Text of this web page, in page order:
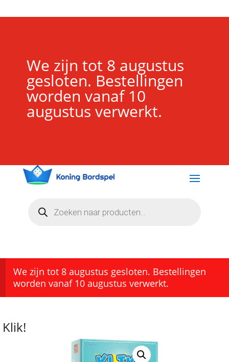
We zijn tot 8 augustus
gesloten. Bestellingen
worden vanaf 10
augustus verwerkt.
zoeken
We zijn tot 8 augustus gesloten. Bestellingen
worden vanaf 10 augustus verwerkt.
Klik!